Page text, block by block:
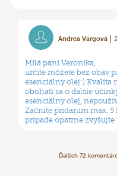
Andrea Vargová
Milá pani Veronika,
určite môžete bez obáv
esenciálny olej:) Kvalita
obohatí sa o ďalšie
esenciálny olej,
Začnite pridaním max. 5
prípade opatrne zvyšujte
Ďalších 72